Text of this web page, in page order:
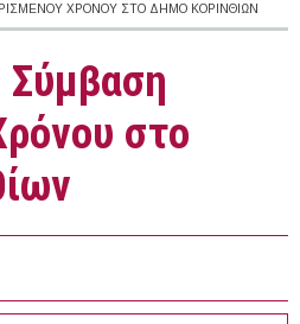
ΧΡΌΝΟΥ ΣΤΟ ΔΉΜΟ ΚΟΡΙΝΘΊΩΝ
στο